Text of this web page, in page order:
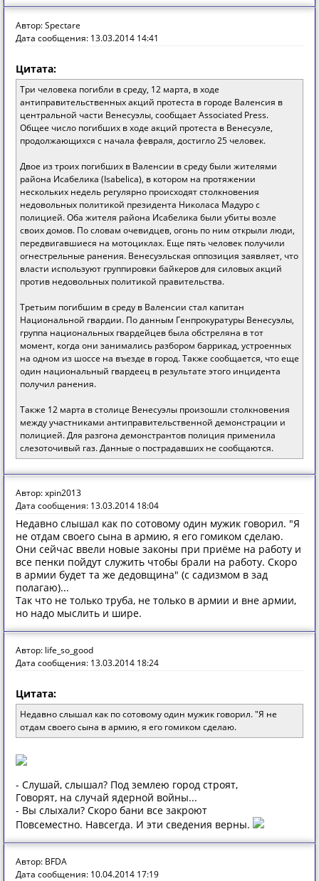
Автор: Spectare
Дата сообщения: 13.03.2014 14:41
Цитата:
Три человека погибли в среду, 12 марта, в ходе
антиправительственных акций протеста в городе Валенсия в
центральной части Венесуэлы, сообщает Associated Press.
Общее число погибших в ходе акций протеста в Венесуэле,
продолжающихся с начала февраля, достигло 25 человек.
Двое из троих погибших в Валенсии в среду были жителями
района Исабелика (Isabelica), в котором на протяжении
нескольких недель регулярно происходят столкновения
недовольных политикой президента Николаса Мадуро с
полицией. Оба жителя района Исабелика были убиты возле
своих домов. По словам очевидцев, огонь по ним открыли люди,
передвигавшиеся на мотоциклах. Еще пять человек получили
огнестрельные ранения. Венесуэльская оппозиция заявляет, что
власти используют группировки байкеров для силовых акций
против недовольных политикой правительства.
Третьим погибшим в среду в Валенсии стал капитан
Национальной гвардии. По данным Генпрокуратуры Венесуэлы,
группа национальных гвардейцев была обстреляна в тот
момент, когда они занимались разбором баррикад, устроенных
на одном из шоссе на въезде в город. Также сообщается, что еще
один национальный гвардеец в результате этого инцидента
получил ранения.
Также 12 марта в столице Венесуэлы произошли столкновения
между участниками антиправительственной демонстрации и
полицией. Для разгона демонстрантов полиция применила
слезоточивый газ. Данные о пострадавших не сообщаются.
Автор: xpin2013
Дата сообщения: 13.03.2014 18:04
Недавно слышал как по сотовому один мужик говорил. "Я
не отдам своего сына в армию, я его гомиком сделаю.
Они сейчас ввели новые законы при приёме на работу и
все пенки пойдут служить чтобы брали на работу. Скоро
в армии будет та же дедовщина" (с садизмом в зад
полагаю)...
Так что не только труба, не только в армии и вне армии,
но надо мыслить и шире.
Автор: life_so_good
Дата сообщения: 13.03.2014 18:24
Цитата:
Недавно слышал как по сотовому один мужик говорил. "Я не
отдам своего сына в армию, я его гомиком сделаю.
- Слушай, слышал? Под землею город строят,
Говорят, на случай ядерной войны...
- Вы слыхали? Скоро бани все закроют
Повсеместно. Навсегда. И эти сведения верны.
Автор: BFDA
Дата сообщения: 10.04.2014 17:19